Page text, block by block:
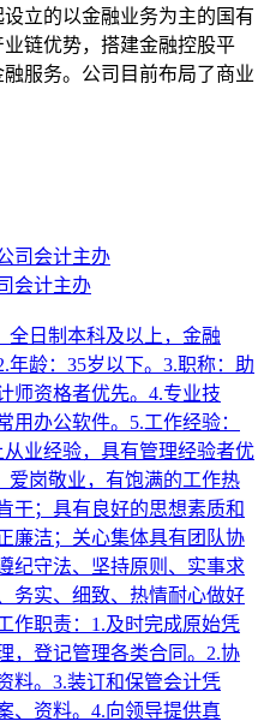
立的以金融业务为主的国有
链优势，搭建金融控股平
服务。公司目前布局了商业
会计主办
全日制本科及以上，金融
年龄：35岁以下。3.职称：助
师资格者优先。4.专业技
用办公软件。5.工作经验：
业经验，具有管理经验者优
爱岗敬业，有饱满的工作热
干；具有良好的思想素质和
廉洁；关心集体具有团队协
纪守法、坚持原则、实事求
务实、细致、热情耐心做好
作职责：1.及时完成原始凭
，登记管理各类合同。2.协
料。3.装订和保管会计凭
、资料。4.向领导提供真